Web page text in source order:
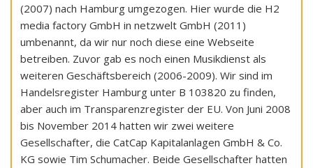
(2007) nach Hamburg umgezogen. Hier wurde die H2
media factory GmbH in netzwelt GmbH (2011)
umbenannt, da wir nur noch diese eine Webseite
betreiben. Zuvor gab es noch einen Musikdienst als
weiteren Geschäftsbereich (2006-2009). Wir sind im
Handelsregister Hamburg unter B 103820 zu finden,
aber auch im Transparenzregister der EU. Von Juni 2008
bis November 2014 hatten wir zwei weitere
Gesellschafter, die CatCap Kapitalanlagen GmbH & Co.
KG sowie Tim Schumacher. Beide Gesellschafter hatten